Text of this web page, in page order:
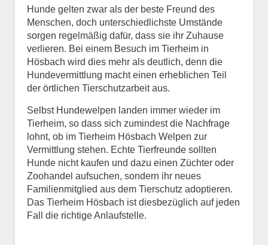
E-Mail*
Informationen über das
Tier.
Art des Tiers*
Hunde gelten zwar als der beste Freund des
Menschen, doch unterschiedlichste Umstände
sorgen regelmäßig dafür, dass sie ihr Zuhause
verlieren. Bei einem Besuch im Tierheim in
Hösbach wird dies mehr als deutlich, denn die
Hundevermittlung macht einen erheblichen Teil
der örtlichen Tierschutzarbeit aus.
Selbst Hundewelpen landen immer wieder im
Tierheim, so dass sich zumindest die Nachfrage
lohnt, ob im Tierheim Hösbach Welpen zur
Vermittlung stehen. Echte Tierfreunde sollten
Hunde nicht kaufen und dazu einen Züchter oder
Zoohandel aufsuchen, sondern ihr neues
Familienmitglied aus dem Tierschutz adoptieren.
Das Tierheim Hösbach ist diesbezüglich auf jeden
Fall die richtige Anlaufstelle.